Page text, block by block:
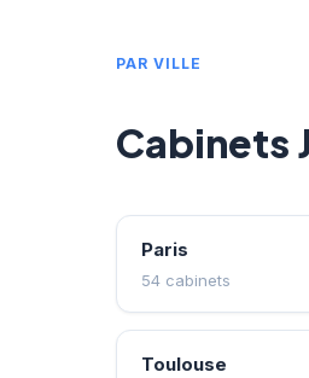
PAR VILLE
Cabinets
Paris
54 cabinets
Toulouse